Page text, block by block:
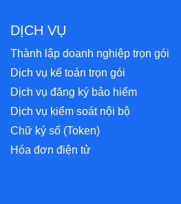
DỊCH VỤ
Thành lập doanh nghiệp trọn gói
Dịch vụ kế toán trọn gói
Dịch vụ đăng ký bảo hiểm
Dịch vụ kiểm soát nội bộ
Chữ ký số (Token)
Hóa đơn điện tử